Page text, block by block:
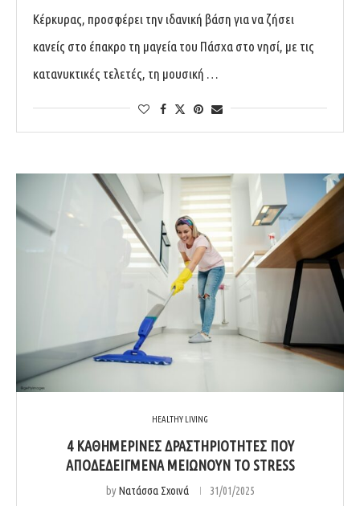
Κέρκυρας, προσφέρει την ιδανική βάση για να ζήσει
κανείς στο έπακρο τη μαγεία του Πάσχα στο νησί, με τις
κατανυκτικές τελετές, τη μουσική …
HEALTHY LIVING
4 ΚΑΘΗΜΕΡΙΝΕΣ ΔΡΑΣΤΗΡΙΟΤΗΤΕΣ ΠΟΥ
ΑΠΟΔΕΔΕΙΓΜΕΝΑ ΜΕΙΩΝΟΥΝ ΤΟ STRESS
byΝατάσσα Σχοινά 31/01/2025